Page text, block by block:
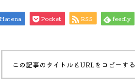
Hatena Pocket RSS feedly
この記事のタイトルとURLをコピーする